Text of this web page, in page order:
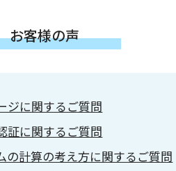
お客様の声
ジに関するご質問
証に関するご質問
の計算の考え方に関するご質問